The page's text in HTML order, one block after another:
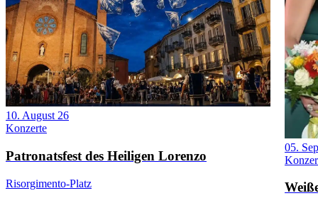
10. August 26
Konzerte
Patronatsfest des Heiligen Lorenzo
Risorgimento-Platz
05.